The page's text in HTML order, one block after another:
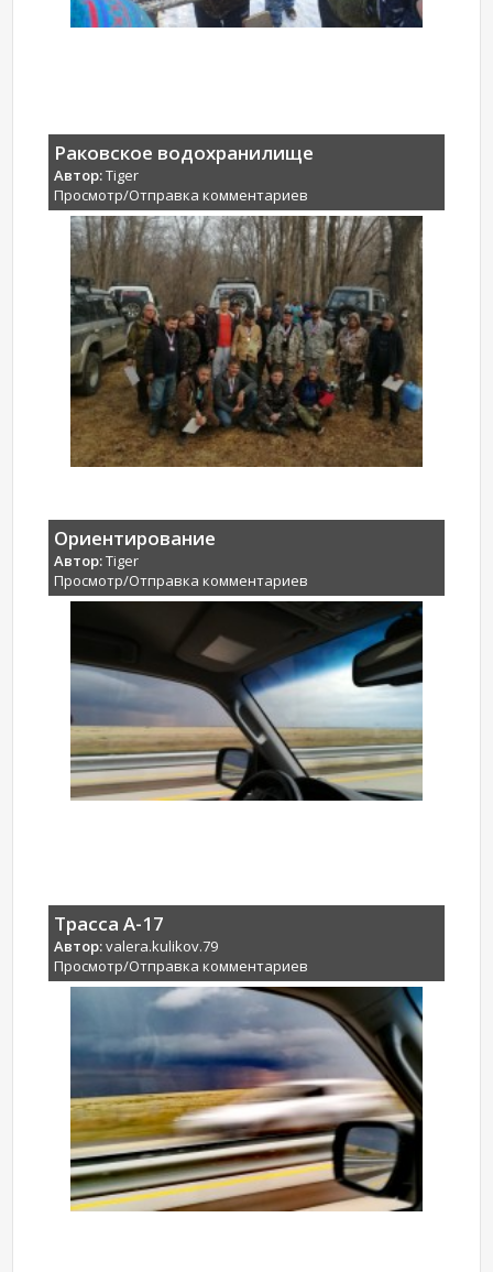
Раковское водохранилище
Автор:Tiger
Просмотр/Отправка комментариев
Ориентирование
Автор:Tiger
Просмотр/Отправка комментариев
Трасса А-17
Автор:valera.kulikov.79
Просмотр/Отправка комментариев